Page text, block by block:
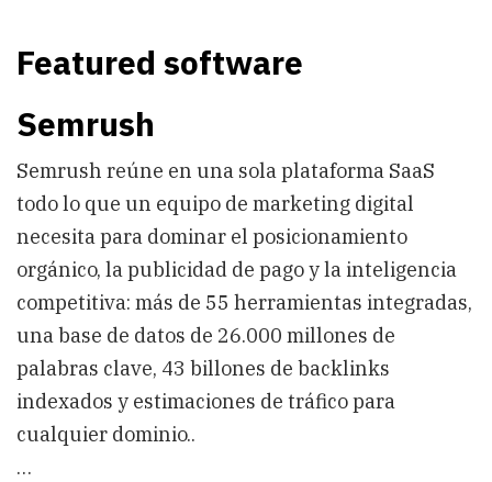
Featured software
Semrush
Semrush reúne en una sola plataforma SaaS
todo lo que un equipo de marketing digital
necesita para dominar el posicionamiento
orgánico, la publicidad de pago y la inteligencia
competitiva: más de 55 herramientas integradas,
una base de datos de 26.000 millones de
palabras clave, 43 billones de backlinks
indexados y estimaciones de tráfico para
cualquier dominio..
…